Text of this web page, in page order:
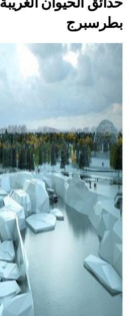
بطرسبرج
ad